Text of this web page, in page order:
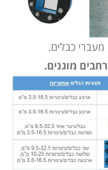
מעברי כבלים.
מוגנים.